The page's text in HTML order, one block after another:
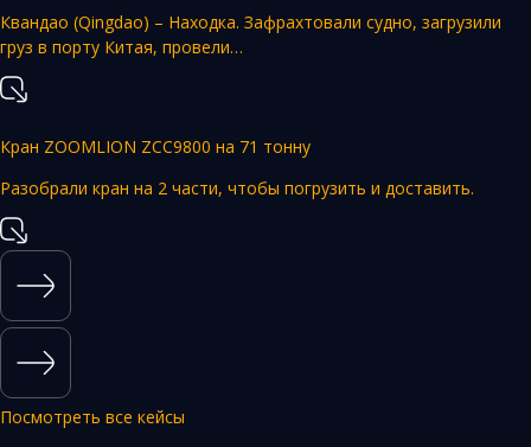
Квандао (Qingdao) – Находка. Зафрахтовали судно, загрузили
груз в порту Китая, провели…
Кран ZOOMLION ZCC9800 на 71 тонну
Разобрали кран на 2 части, чтобы погрузить и доставить.
Посмотреть все кейсы